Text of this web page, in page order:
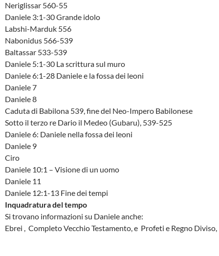
Neriglissar 560-55
Daniele 3:1-30 Grande idolo
Labshi-Marduk 556
Nabonidus 566-539
Baltassar 533-539
Daniele 5:1-30 La scrittura sul muro
Daniele 6:1-28 Daniele e la fossa dei leoni
Daniele 7
Daniele 8
Caduta di Babilona 539, fine del Neo-Impero Babilonese
Sotto il terzo re Dario il Medeo (Gubaru), 539-525
Daniele 6: Daniele nella fossa dei leoni
Daniele 9
Ciro
Daniele 10:1 – Visione di un uomo
Daniele 11
Daniele 12:1-13 Fine dei tempi
Inquadratura del tempo
Si trovano informazioni su Daniele anche:
Ebrei , Completo Vecchio Testamento, e Profeti e Regno Diviso,